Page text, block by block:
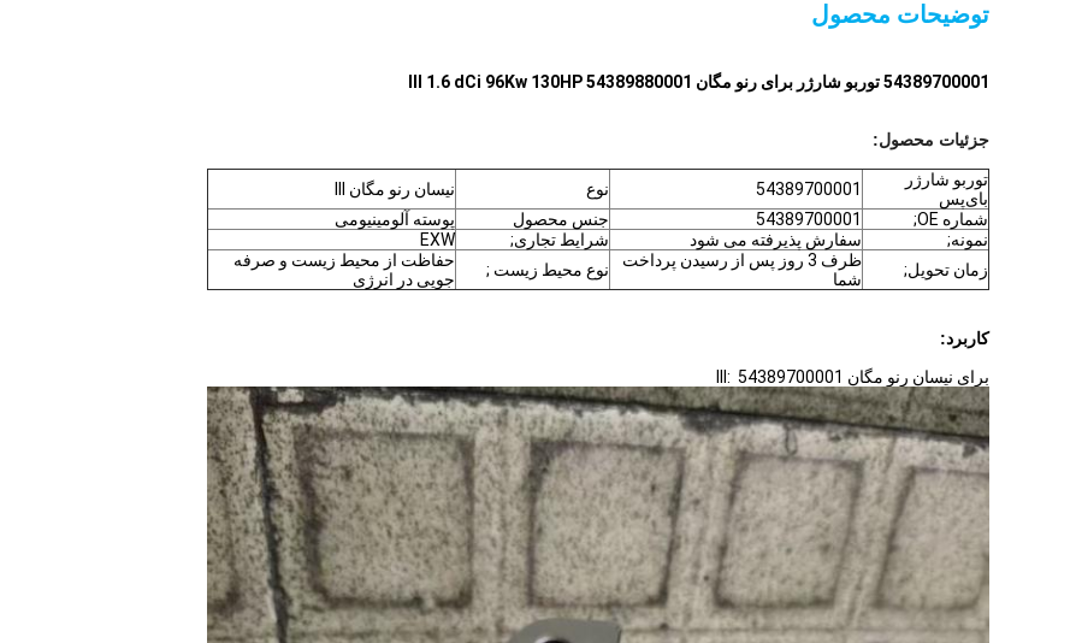
توضیحات محصول
54389700001 توربو شارژر برای رنو مگان III 1.6 dCi 96Kw 130HP 54389880001​
جزئیات محصول:
توربو شارژر
بای‌پس
54389700001 نوع
نیسان رنو مگان III
شماره OE;
54389700001 جنس محصول
پوسته آلومینیومی
نمونه;
سفارش پذیرفته می شود شرایط تجاری;
EXW
زمان تحویل;
ظرف 3 روز پس از رسیدن پرداخت
شما
نوع محیط زیست ;
حفاظت از محیط زیست و صرفه
جویی در انرژی
کاربرد:
برای نیسان رنو مگان III: 54389700001